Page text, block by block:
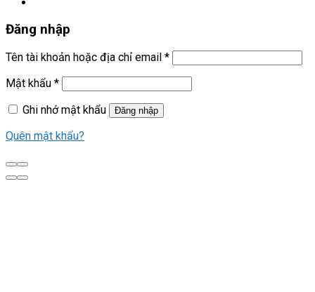
Đăng nhập
Tên tài khoản hoặc địa chỉ email *
Mật khẩu *
Ghi nhớ mật khẩu
Đăng nhập
Quên mật khẩu?